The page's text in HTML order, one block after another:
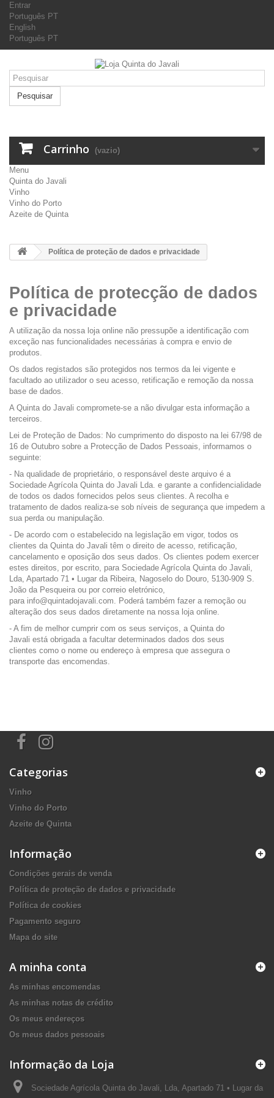
Entrar
Português PT
English
Português PT
Pesquisar
Carrinho (vazio)
Menu
Quinta do Javali
Vinho
Vinho do Porto
Azeite de Quinta
Política de proteção de dados e privacidade
Política de protecção de dados
e privacidade
A utilização da nossa loja online não pressupõe a identificação com
exceção nas funcionalidades necessárias à compra e envio de
produtos.
Os dados registados são protegidos nos termos da lei vigente e
facultado ao utilizador o seu acesso, retificação e remoção da nossa
base de dados.
A Quinta do Javali compromete-se a não divulgar esta informação a
terceiros.
Lei de Proteção de Dados: No cumprimento do disposto na lei 67/98 de
16 de Outubro sobre a Protecção de Dados Pessoais, informamos o
seguinte:
- Na qualidade de proprietário, o responsável deste arquivo é a
Sociedade Agrícola Quinta do Javali Lda. e garante a confidencialidade
de todos os dados fornecidos pelos seus clientes. A recolha e
tratamento de dados realiza-se sob níveis de segurança que impedem a
sua perda ou manipulação.
- De acordo com o estabelecido na legislação em vigor, todos os
clientes da Quinta do Javali têm o direito de acesso, retificação,
cancelamento e oposição dos seus dados. Os clientes podem exercer
estes direitos, por escrito, para Sociedade Agrícola Quinta do Javali,
Lda, Apartado 71 • Lugar da Ribeira, Nagoselo do Douro, 5130-909 S.
João da Pesqueira ou por correio eletrónico,
para info@quintadojavali.com. Poderá também fazer a remoção ou
alteração dos seus dados diretamente na nossa loja online.
- A fim de melhor cumprir com os seus serviços, a Quinta do
Javali está obrigada a facultar determinados dados dos seus
clientes como o nome ou endereço à empresa que assegura o
transporte das encomendas.
Categorias
Vinho
Vinho do Porto
Azeite de Quinta
Informação
Condições gerais de venda
Política de proteção de dados e privacidade
Política de cookies
Pagamento seguro
Mapa do site
A minha conta
As minhas encomendas
As minhas notas de crédito
Os meus endereços
Os meus dados pessoais
Informação da Loja
Sociedade Agrícola Quinta do Javali, Lda, Apartado 71 • Lugar da